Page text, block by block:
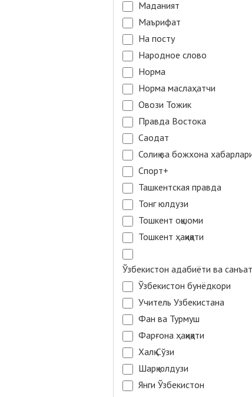
Маданият
Маърифат
На посту
Народное слово
Норма
Норма маслаҳатчи
Овози Тожик
Правда Востока
Саодат
Солиқ ва божхона
Спорт+
Ташкентская правда
Тонг юлдузи
Тошкент оқшоми
Тошкент ҳақиқати
Ўзбекистон адабиёти ва
Ўзбекистон бунёдкори
Учитель Узбекистана
Фан ва Турмуш
Фарғона ҳақиқати
Халқ Сўзи
Шарқ юлдузи
Янги Ўзбекистон